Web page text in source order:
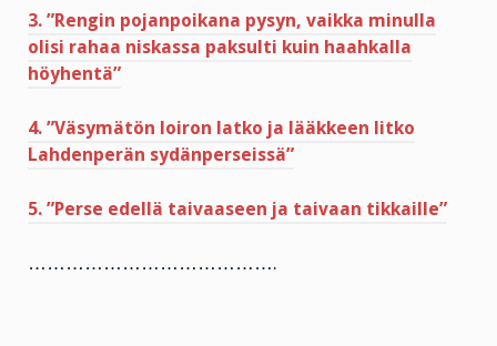
3. ”Rengin pojanpoikana pysyn, vaikka minulla
olisi rahaa niskassa paksulti kuin haahkalla
höyhentä”
4. ”Väsymätön loiron latko ja lääkkeen litko
Lahdenperän sydänperseissä”
5. ”Perse edellä taivaaseen ja taivaan tikkaille”
………………………………….